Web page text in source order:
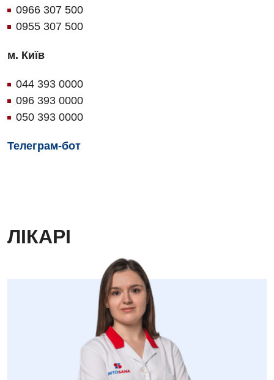
0966 307 500
0955 307 500
м. Київ
044 393 0000
096 393 0000
050 393 0000
Телеграм-бот
ЛІКАРІ